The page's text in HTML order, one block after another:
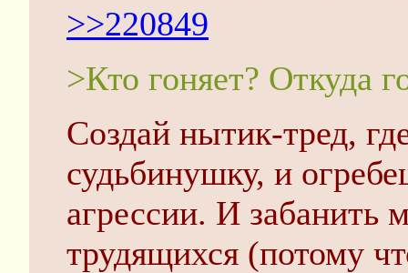
>>220849
>Кто гоняет? Откуда
Создай нытик-тред,
судьбинушку, и
агрессии. И забанить
трудящихся (потому